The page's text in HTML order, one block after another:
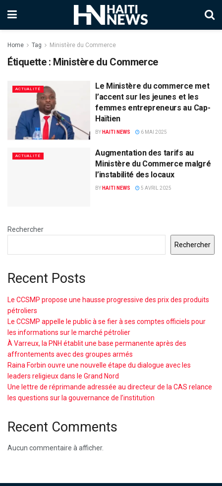
Home Tag Ministère du Commerce
Étiquette : Ministère du Commerce
ACTUALITÉ
Le Ministère du commerce met
l’accent sur les jeunes et les
femmes entrepreneurs au Cap-
Haïtien
BY HAITI NEWS 6 MAI 2025
ACTUALITÉ
Augmentation des tarifs au
Ministère du Commerce malgré
l’instabilité des locaux
BY HAITI NEWS 5 AVRIL 2025
Rechercher
Rechercher
Recent Posts
Le CCSMP propose une hausse progressive des prix des produits
pétroliers
Le CCSMP appelle le public à se fier à ses comptes officiels pour
les informations sur le marché pétrolier
À Varreux, la PNH établit une base permanente après des
affrontements avec des groupes armés
Raina Forbin ouvre une nouvelle étape du dialogue avec les
leaders religieux dans le Grand Nord
Une lettre de réprimande adressée au directeur de la CAS relance
les questions sur la gouvernance de l’institution
Recent Comments
Aucun commentaire à afficher.